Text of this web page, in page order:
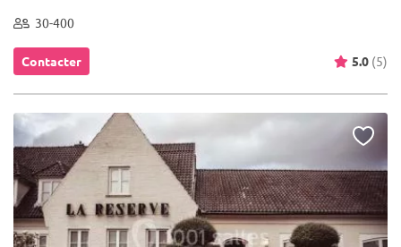
30-400
Contacter 5.0 (5)